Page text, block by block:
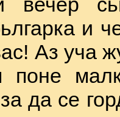
и
Аз уча
поне
да се